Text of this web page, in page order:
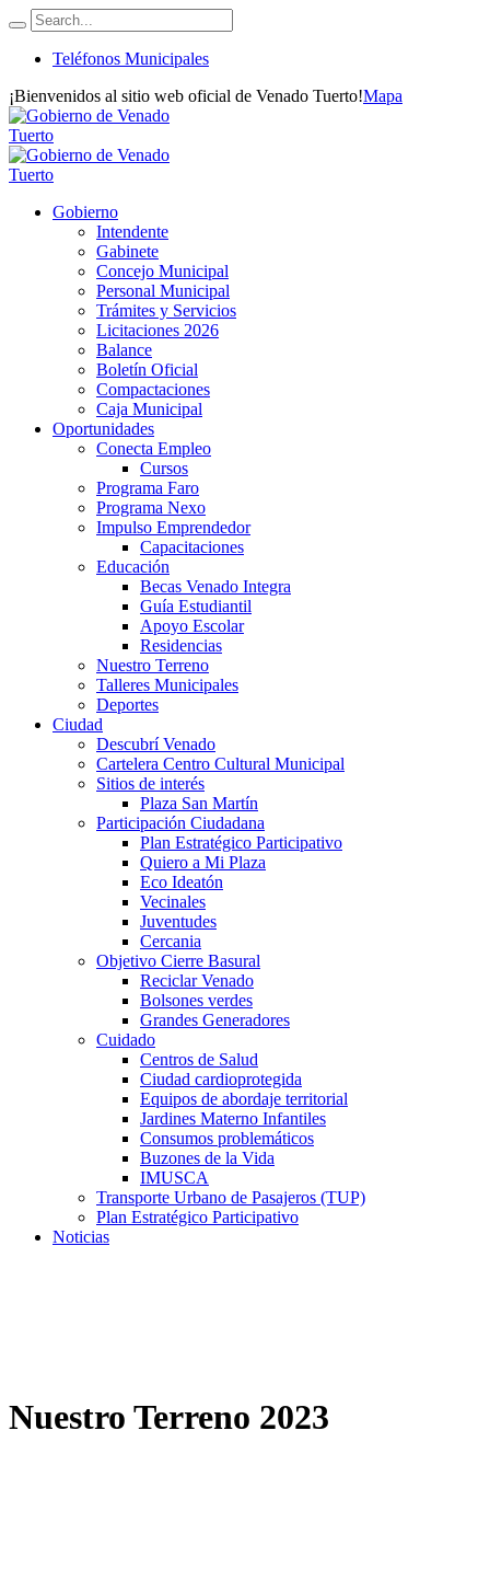
Teléfonos Municipales
¡Bienvenidos al sitio web oficial de Venado Tuerto!Mapa
Gobierno
Intendente
Gabinete
Concejo Municipal
Personal Municipal
Trámites y Servicios
Licitaciones 2026
Balance
Boletín Oficial
Compactaciones
Caja Municipal
Oportunidades
Conecta Empleo
Cursos
Programa Faro
Programa Nexo
Impulso Emprendedor
Capacitaciones
Educación
Becas Venado Integra
Guía Estudiantil
Apoyo Escolar
Residencias
Nuestro Terreno
Talleres Municipales
Deportes
Ciudad
Descubrí Venado
Cartelera Centro Cultural Municipal
Sitios de interés
Plaza San Martín
Participación Ciudadana
Plan Estratégico Participativo
Quiero a Mi Plaza
Eco Ideatón
Vecinales
Juventudes
Cercania
Objetivo Cierre Basural
Reciclar Venado
Bolsones verdes
Grandes Generadores
Cuidado
Centros de Salud
Ciudad cardioprotegida
Equipos de abordaje territorial
Jardines Materno Infantiles
Consumos problemáticos
Buzones de la Vida
IMUSCA
Transporte Urbano de Pasajeros (TUP)
Plan Estratégico Participativo
Noticias
Nuestro Terreno 2023